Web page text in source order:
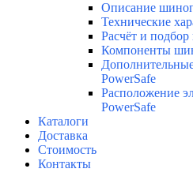
Описание
Технические
Расчёт и
Компоненты
PowerSafe
Расположение
PowerSafe
Каталоги
Доставка
Стоимость
Контакты